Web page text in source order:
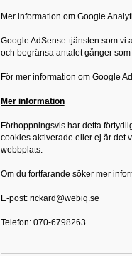
Mer information om Google
Google AdSense-tjänsten som vi
och begränsa antalet gånger
För mer information om Google
Mer information
Förhoppningsvis har detta
cookies aktiverade eller ej är det
webbplats.
Om du fortfarande söker mer
E-post: rickard@webiq.se
Telefon: 070-6798263